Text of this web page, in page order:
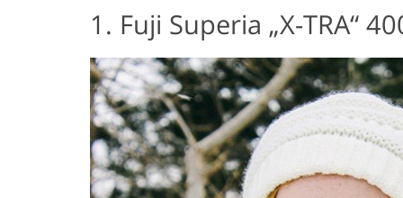
1. Fuji Superia „X-TRA“